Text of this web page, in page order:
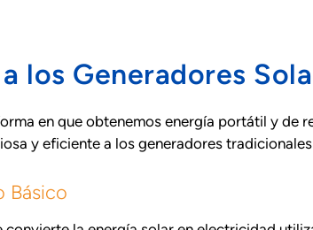
los Generadores
en que obtenemos energía portátil y de
y eficiente a los generadores
Básico